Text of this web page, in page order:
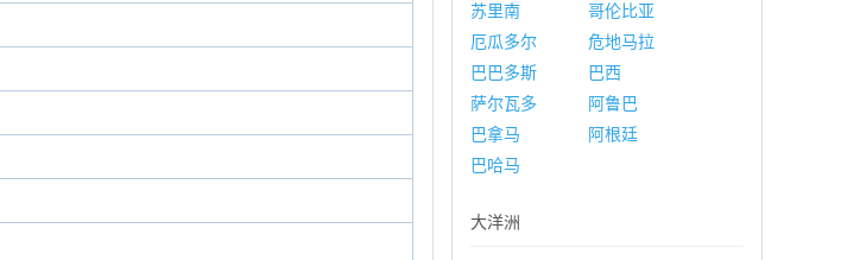
苏里南
哥伦比亚
厄瓜多尔
危地马拉
巴巴多斯
巴西
萨尔瓦多
阿鲁巴
巴拿马
阿根廷
巴哈马
大洋洲